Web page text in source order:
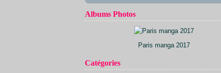
Albums Photos
Paris manga 2017
Catégories